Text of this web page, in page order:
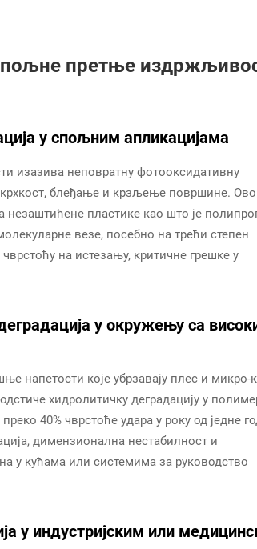
претње
у спољним апликацијама
изазива неповратну фотооксидативну
крхкост, блеђање и крзљење површине. Ово
пластике као што је
везе, посебно на трећи степен
на истезању, критичне грешке у
у окружењу са
напетости које убрзавају плес и микро-
хидролитичку деградацију у
40% чврстоће удара у року од једне
димензионална нестабилност и
у кућама или системима за руководство
у индустријским или